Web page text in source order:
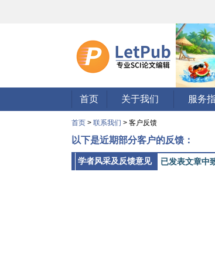
首页 关于我们 服务
首页 > 联系我们 > 客户反馈
以下是近期部分客户的反馈：
学者风采及反馈意见 已发表文章中